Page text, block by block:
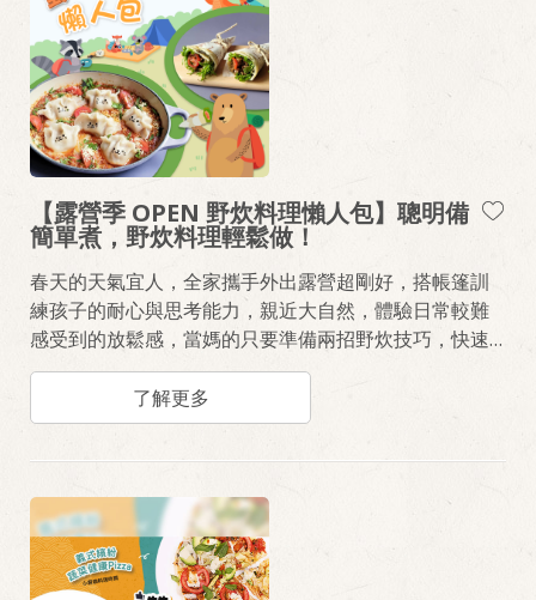
【露營季 OPEN 野炊料理懶人包】聰明備
簡單煮，野炊料理輕鬆做！
春天的天氣宜人，全家攜手外出露營超剛好，搭帳篷訓
練孩子的耐心與思考能力，親近大自然，體驗日常較難
感受到的放鬆感，當媽的只要準備兩招野炊技巧，快速
完成午餐、下午茶、晚餐，坐在躺椅上笑看寶貝們盡情
奔跑。心動想帶孩子們外出走走了嗎？筆記拿出來，寫
下《泰式打拋豬肉捲餅》和《義式起司番茄餃》的食材
與作法，衝一波量販通路，就能準備出發嚕！！
了解更多